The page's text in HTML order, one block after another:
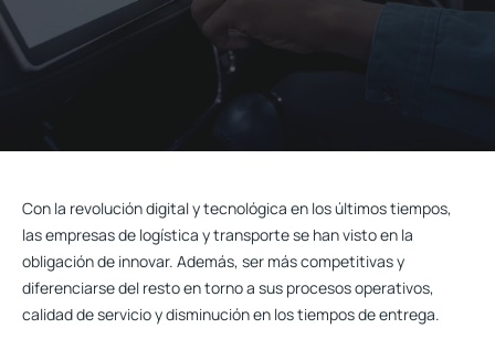
Con la revolución digitaly tecnológica en los últimos tiempos,
las empresas de logística y transporte se han visto en la
obligación de innovar. Además, ser más competitivas y
diferenciarse del resto en torno a sus procesos operativos,
calidad de servicio y disminución en los tiempos de entrega.